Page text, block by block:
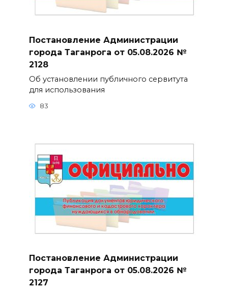
Постановление Администрации
города Таганрога от 05.08.2026 №
2128
Об установлении публичного сервитута
для использования
83
Постановление Администрации
города Таганрога от 05.08.2026 №
2127